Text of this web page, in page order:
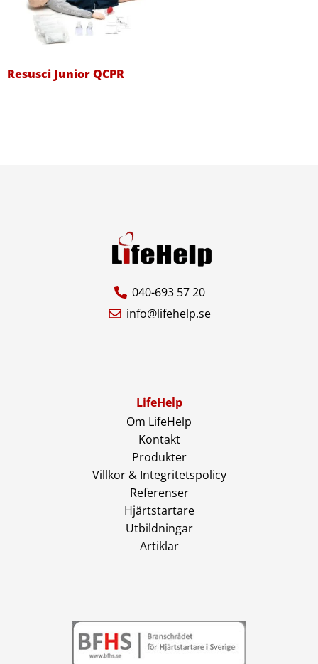
Resusci Junior QCPR
040-693 57 20
info@lifehelp.se
LifeHelp
Om LifeHelp
Kontakt
Produkter
Villkor & Integritetspolicy
Referenser
Hjärtstartare
Utbildningar
Artiklar